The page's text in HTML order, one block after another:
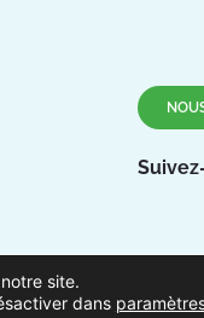
site.
dans